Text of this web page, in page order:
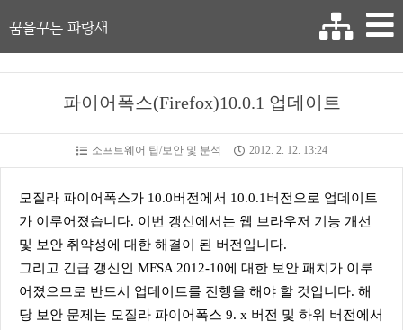
꿈을꾸는 파랑새
파이어폭스(Firefox)10.0.1 업데이트
소프트웨어 팁/보안 및 분석 2012. 2. 12. 13:24
모질라 파이어폭스가 10.0버전에서 10.0.1버전으로 업데이트
가 이루어졌습니다. 이번 갱신에서는 웹 브라우저 기능 개선
및 보안 취약성에 대한 해결이 된 버전입니다.
그리고 긴급 갱신인 MFSA 2012-10에 대한 보안 패치가 이루
어졌으므로 반드시 업데이트를 진행을 해야 할 것입니다. 해
당 보안 문제는 모질라 파이어폭스 9. x 버전 및 하위 버전에서